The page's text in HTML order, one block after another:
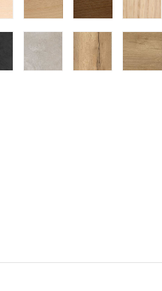
torréfié
Stuc
Pierre
Extratificado
color
cemento
Chene
Halifax